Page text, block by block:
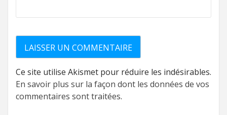
Ce site utilise Akismet pour réduire les indésirables.
En savoir plus sur la façon dont les données de vos
commentaires sont traitées.